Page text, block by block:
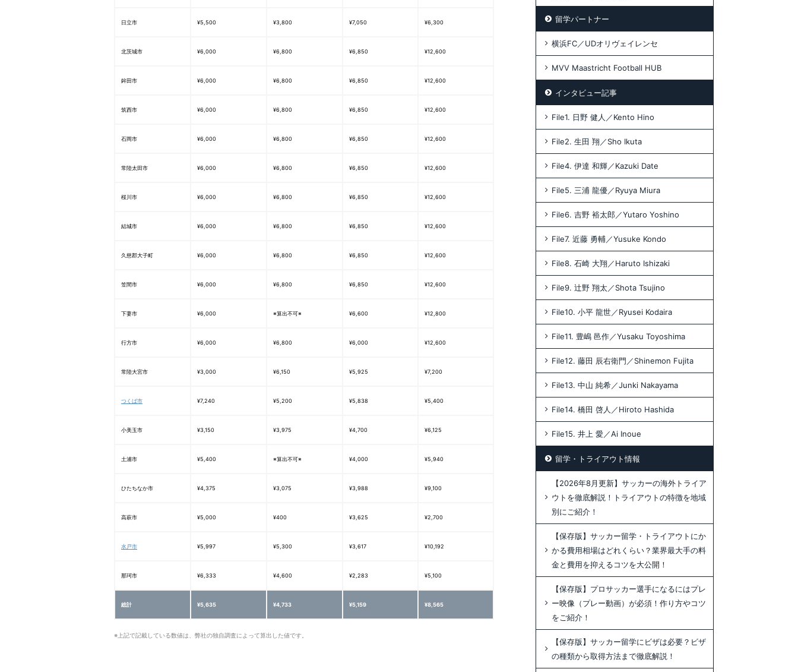
日立市 ¥5,500 ¥3,800 ¥7,050 ¥6,300
北茨城市 ¥6,000 ¥6,800 ¥6,850 ¥12,600
鉾田市 ¥6,000 ¥6,800 ¥6,850 ¥12,600
筑西市 ¥6,000 ¥6,800 ¥6,850 ¥12,600
石岡市 ¥6,000 ¥6,800 ¥6,850 ¥12,600
常陸太田市 ¥6,000 ¥6,800 ¥6,850 ¥12,600
桜川市 ¥6,000 ¥6,800 ¥6,850 ¥12,600
結城市 ¥6,000 ¥6,800 ¥6,850 ¥12,600
久慈郡大子町 ¥6,000 ¥6,800 ¥6,850 ¥12,600
笠間市 ¥6,000 ¥6,800 ¥6,850 ¥12,600
下妻市 ¥6,000 ※算出不可※ ¥6,600 ¥12,800
行方市 ¥6,000 ¥6,800 ¥6,000 ¥12,600
常陸大宮市 ¥3,000 ¥6,150 ¥5,925 ¥7,200
つくば市 ¥7,240 ¥5,200 ¥5,838 ¥5,400
小美玉市 ¥3,150 ¥3,975 ¥4,700 ¥6,125
土浦市 ¥5,400 ※算出不可※ ¥4,000 ¥5,940
ひたちなか市 ¥4,375 ¥3,075 ¥3,988 ¥9,100
高萩市 ¥5,000 ¥400 ¥3,625 ¥2,700
水戸市 ¥5,997 ¥5,300 ¥3,617 ¥10,192
那珂市 ¥6,333 ¥4,600 ¥2,283 ¥5,100
総計 ¥5,635 ¥4,733 ¥5,159 ¥8,565
※上記で記載している数値は、弊社の独自調査によって算出した値です。
留学パートナー
横浜FC／UDオリヴェイレンセ
MVV Maastricht Football HUB
インタビュー記事
File1. 日野 健人／Kento Hino
File2. 生田 翔／Sho Ikuta
File4. 伊達 和輝／Kazuki Date
File5. 三浦 龍優／Ryuya Miura
File6. 吉野 裕太郎／Yutaro Yoshino
File7. 近藤 勇輔／Yusuke Kondo
File8. 石崎 大翔／Haruto Ishizaki
File9. 辻野 翔太／Shota Tsujino
File10. 小平 龍世／Ryusei Kodaira
File11. 豊嶋 邑作／Yusaku Toyoshima
File12. 藤田 辰右衛門／Shinemon Fujita
File13. 中山 純希／Junki Nakayama
File14. 橋田 啓人／Hiroto Hashida
File15. 井上 愛／Ai Inoue
留学・トライアウト情報
【2026年8月更新】サッカーの海外トライア
ウトを徹底解説！トライアウトの特徴を地域
別にご紹介！
【保存版】サッカー留学・トライアウトにか
かる費用相場はどれくらい？業界最大手の料
金と費用を抑えるコツを大公開！
【保存版】プロサッカー選手になるにはプレ
ー映像（プレー動画）が必須！作り方やコツ
をご紹介！
【保存版】サッカー留学にビザは必要？ビザ
の種類から取得方法まで徹底解説！